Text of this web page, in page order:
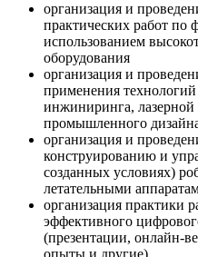
организация и
практических работ по
использованием
оборудования
организация и
применения
инжиниринга, лазерной
промышленного
организация и
конструированию и
созданных условиях)
летательными
организация практики
эффективного
(презентации, онлайн-
опыты и другие)